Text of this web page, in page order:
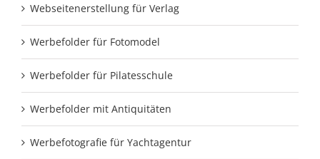
Webseitenerstellung für Verlag
Werbefolder für Fotomodel
Werbefolder für Pilatesschule
Werbefolder mit Antiquitäten
Werbefotografie für Yachtagentur